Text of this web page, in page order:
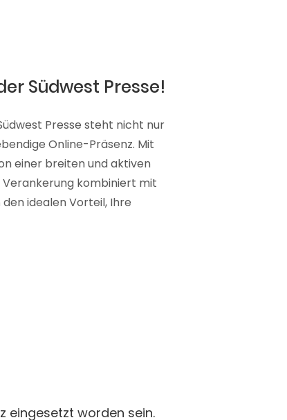
Südwest Presse!
Presse steht nicht nur
Online-Präsenz. Mit
einer breiten und aktiven
kombiniert mit
idealen Vorteil, Ihre
eingesetzt worden sein.